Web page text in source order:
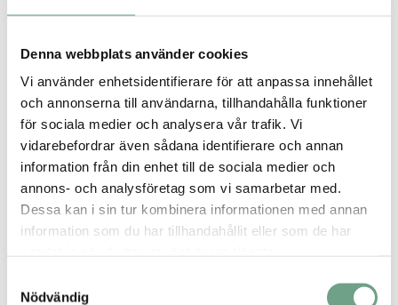
Denna webbplats använder cookies
Vi använder enhetsidentifierare för att anpassa innehållet
och annonserna till användarna, tillhandahålla funktioner
för sociala medier och analysera vår trafik. Vi
vidarebefordrar även sådana identifierare och annan
information från din enhet till de sociala medier och
annons- och analysföretag som vi samarbetar med.
Dessa kan i sin tur kombinera informationen med annan
information som du har tillhandahållit eller som de har
Nödvändig
Okategoriserad, Produktion, Produktnyheter, Ramén Valves, 23
September
254 SMO ventiler i lager
Nu har vi kulventiler, backventiler och
KulSektorventiler i 254 SMO i lager.
Read more